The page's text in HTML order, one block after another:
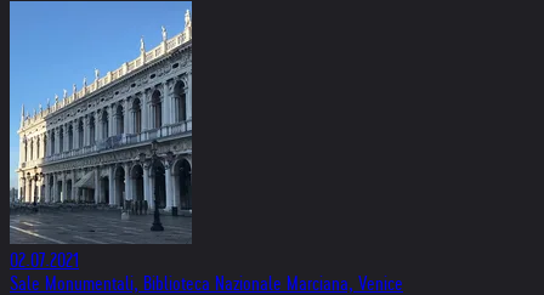
02.07.2021
Sale Monumentali, Biblioteca Nazionale Marciana, Venice